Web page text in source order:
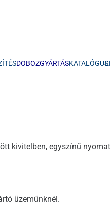
DOBOZGYÁRTÁSKATALÓGUS
kivitelben, egyszínű
üzemünknél.